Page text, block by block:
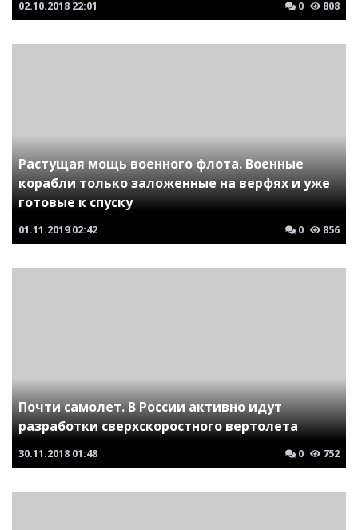
02.10.2018 22:01 0 808
Растущая мощь военного флота. Военные
корабли только заложенные на верфях и уже
готовые к спуску
01.11.2019 02:42 0 856
Почти самолет. В России активно идут
разработки сверхскоростного вертолета
30.11.2018 01:48 0 752